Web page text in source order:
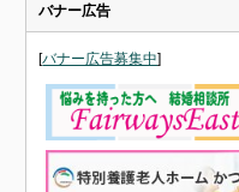
バナー広告
[バナー広告募集中]